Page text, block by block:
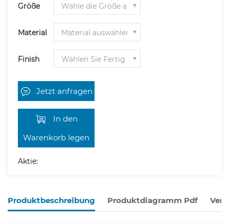
Größe
Material
Finish
Jetzt anfragen
In den
Warenkorb legen
Aktie:
Produktbeschreibung Produktdiagramm Pdf